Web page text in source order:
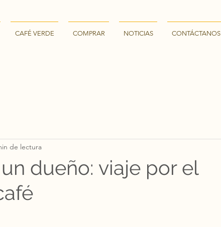
CAFÉ VERDE COMPRAR NOTICIAS CONTÁCTANOS
dueño: viaje por el
de lectura